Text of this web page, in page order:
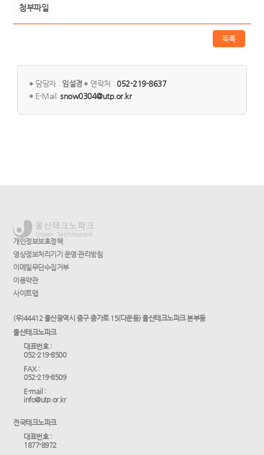
첨부파일
목록
담당자 : 임설경 연락처 :052-219-8637
E-Mail:snow0304@utp.or.kr
개인정보보호정책
영상정보처리기기 운영·관리방침
이메일무단수집거부
이용약관
사이트맵
(우)44412 울산광역시 중구 종가로 15(다운동) 울산테크노파크 본부동
울산테크노파크
대표번호 :
052-219-8500
FAX :
052-219-8509
E-mail :
info@utp.or.kr
전국테크노파크
대표번호 :
1877-8972